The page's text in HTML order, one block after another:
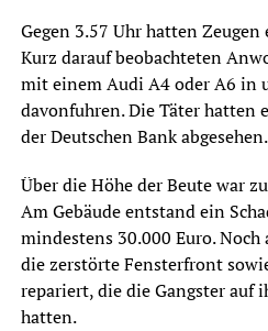
Gegen 3.57 Uhr hatten
Kurz darauf beobachteten
mit einem Audi A4 oder A6 in
davonfuhren. Die Täter hatten
der Deutschen Bank abgesehen.
Über die Höhe der Beute war
Am Gebäude entstand ein
mindestens 30.000 Euro.
die zerstörte Fensterfront
repariert, die die Gangster auf
hatten.